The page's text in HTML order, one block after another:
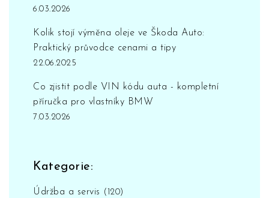
6.03.2026
Kolik stojí výměna oleje ve Škoda Auto:
Praktický průvodce cenami a tipy
22.06.2025
Co zjistit podle VIN kódu auta - kompletní
příručka pro vlastníky BMW
7.03.2026
Kategorie:
Údržba a servis (120)